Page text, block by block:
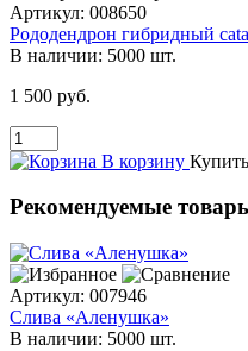
Артикул: 008650
Рододендрон гибридный
В наличии: 5000 шт.
1 500 руб.
В корзину
Рекомендуемые
Артикул: 007946
Слива «Аленушка»
В наличии: 5000 шт.